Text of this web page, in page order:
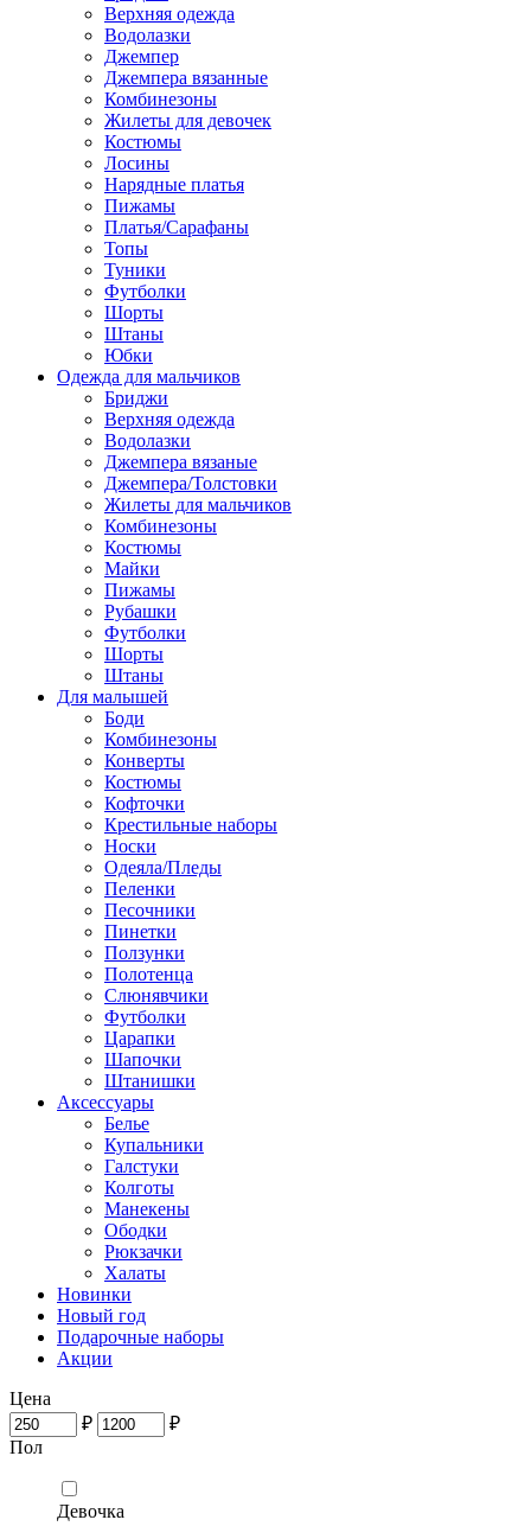
Верхняя одежда
Водолазки
Джемпер
Джемпера вязанные
Комбинезоны
Жилеты для девочек
Костюмы
Лосины
Нарядные платья
Пижамы
Платья/Сарафаны
Топы
Туники
Футболки
Шорты
Штаны
Юбки
Одежда для мальчиков
Бриджи
Верхняя одежда
Водолазки
Джемпера вязаные
Джемпера/Толстовки
Жилеты для мальчиков
Комбинезоны
Костюмы
Майки
Пижамы
Рубашки
Футболки
Шорты
Штаны
Для малышей
Боди
Комбинезоны
Конверты
Костюмы
Кофточки
Крестильные наборы
Носки
Одеяла/Пледы
Пеленки
Песочники
Пинетки
Ползунки
Полотенца
Слюнявчики
Футболки
Царапки
Шапочки
Штанишки
Аксессуары
Белье
Купальники
Галстуки
Колготы
Манекены
Ободки
Рюкзачки
Халаты
Новинки
Новый год
Подарочные наборы
Акции
Цена
₽
₽
Пол
Девочка